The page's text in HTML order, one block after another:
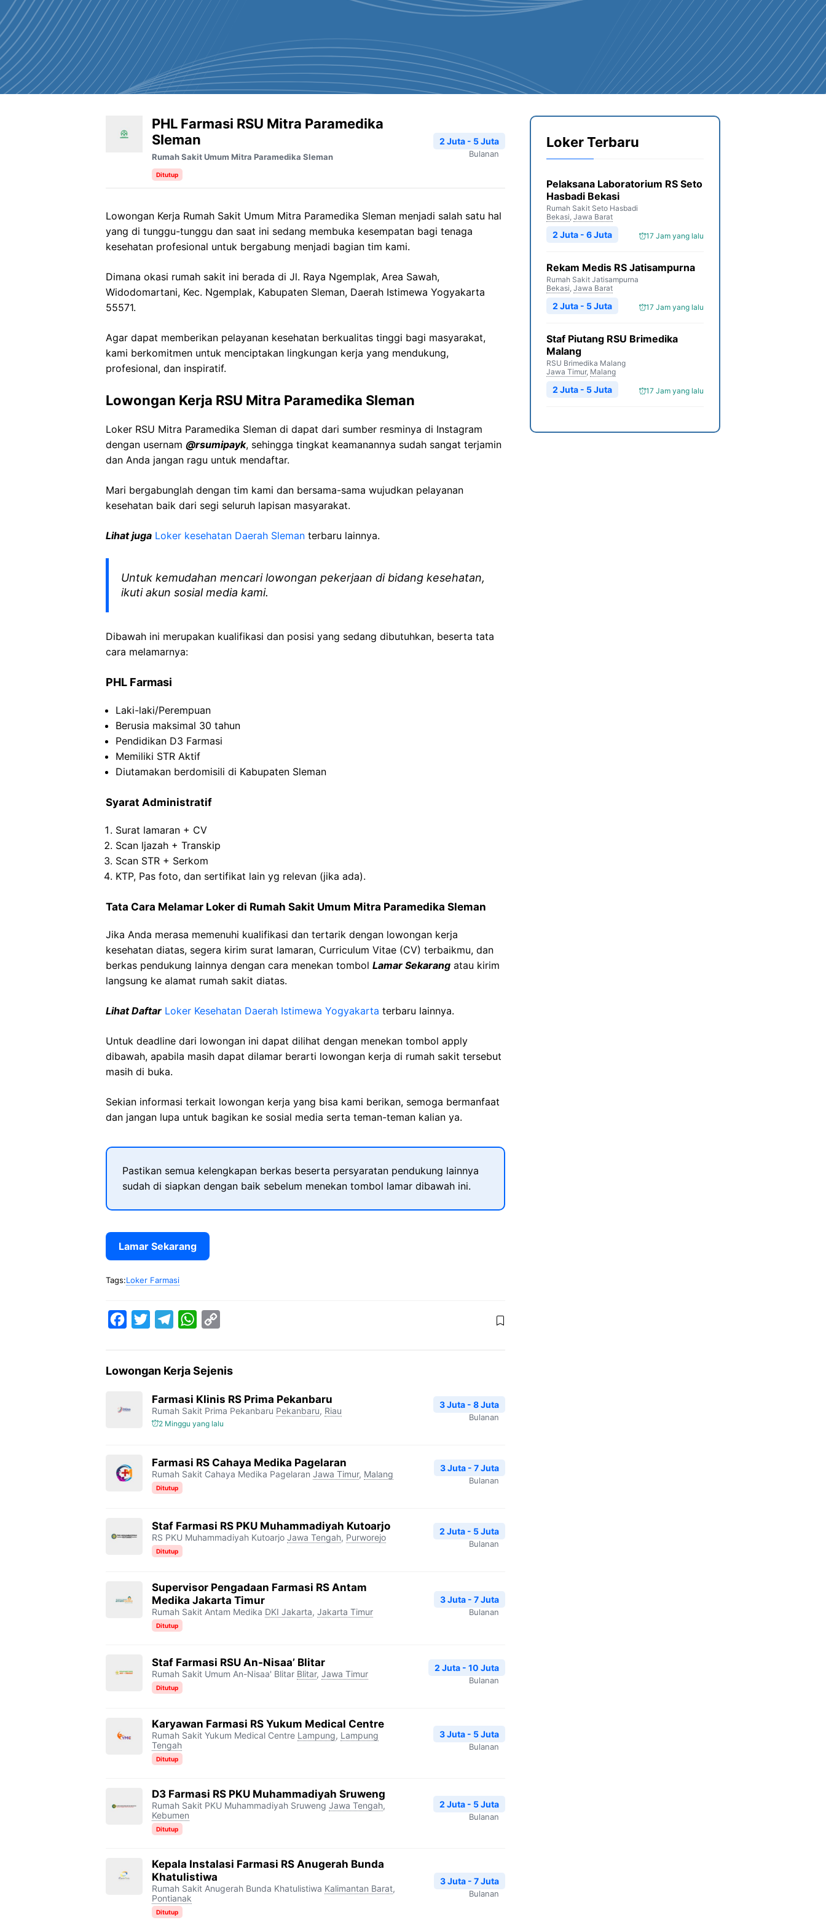
PHL Farmasi RSU Mitra Paramedika
Sleman
Rumah Sakit Umum Mitra Paramedika Sleman
Ditutup
2 Juta - 5 Juta
Bulanan
Lowongan Kerja Rumah Sakit Umum Mitra Paramedika Sleman menjadi salah satu hal
yang di tunggu-tunggu dan saat ini sedang membuka kesempatan bagi tenaga
kesehatan profesional untuk bergabung menjadi bagian tim kami.
Dimana okasi rumah sakit ini berada di Jl. Raya Ngemplak, Area Sawah,
Widodomartani, Kec. Ngemplak, Kabupaten Sleman, Daerah Istimewa Yogyakarta
55571.
Agar dapat memberikan pelayanan kesehatan berkualitas tinggi bagi masyarakat,
kami berkomitmen untuk menciptakan lingkungan kerja yang mendukung,
profesional, dan inspiratif.
Lowongan Kerja RSU Mitra Paramedika Sleman
Loker RSU Mitra Paramedika Sleman di dapat dari sumber resminya di Instagram
dengan usernam @rsumipayk, sehingga tingkat keamanannya sudah sangat terjamin
dan Anda jangan ragu untuk mendaftar.
Mari bergabunglah dengan tim kami dan bersama-sama wujudkan pelayanan
kesehatan baik dari segi seluruh lapisan masyarakat.
Lihat juga Loker kesehatan Daerah Sleman terbaru lainnya.
Untuk kemudahan mencari lowongan pekerjaan di bidang kesehatan,
ikuti akun sosial media kami.
Dibawah ini merupakan kualifikasi dan posisi yang sedang dibutuhkan, beserta tata
cara melamarnya:
PHL Farmasi
Laki-laki/Perempuan
Berusia maksimal 30 tahun
Pendidikan D3 Farmasi
Memiliki STR Aktif
Diutamakan berdomisili di Kabupaten Sleman
Syarat Administratif
Surat lamaran + CV
Scan ljazah + Transkip
Scan STR + Serkom
KTP, Pas foto, dan sertifikat lain yg relevan (jika ada).
Tata Cara Melamar Loker di Rumah Sakit Umum Mitra Paramedika Sleman
Jika Anda merasa memenuhi kualifikasi dan tertarik dengan lowongan kerja
kesehatan diatas, segera kirim surat lamaran, Curriculum Vitae (CV) terbaikmu, dan
berkas pendukung lainnya dengan cara menekan tombol Lamar Sekarang atau kirim
langsung ke alamat rumah sakit diatas.
Lihat Daftar Loker Kesehatan Daerah Istimewa Yogyakarta terbaru lainnya.
Untuk deadline dari lowongan ini dapat dilihat dengan menekan tombol apply
dibawah, apabila masih dapat dilamar berarti lowongan kerja di rumah sakit tersebut
masih di buka.
Sekian informasi terkait lowongan kerja yang bisa kami berikan, semoga bermanfaat
dan jangan lupa untuk bagikan ke sosial media serta teman-teman kalian ya.
Pastikan semua kelengkapan berkas beserta persyaratan pendukung lainnya
sudah di siapkan dengan baik sebelum menekan tombol lamar dibawah ini.
Lamar Sekarang
Tags:Loker Farmasi
e
o
t
t
e
r
e
r
a
W
t
s
A
p
y
i
n
Lowongan Kerja Sejenis
Farmasi Klinis RS Prima Pekanbaru
Rumah Sakit Prima Pekanbaru Pekanbaru, Riau
2 Minggu yang lalu
3 Juta - 8 Juta
Bulanan
Farmasi RS Cahaya Medika Pagelaran
Rumah Sakit Cahaya Medika Pagelaran Jawa Timur, Malang
Ditutup
3 Juta - 7 Juta
Bulanan
Staf Farmasi RS PKU Muhammadiyah Kutoarjo
RS PKU Muhammadiyah Kutoarjo Jawa Tengah, Purworejo
Ditutup
2 Juta - 5 Juta
Bulanan
Supervisor Pengadaan Farmasi RS Antam
Medika Jakarta Timur
Rumah Sakit Antam Medika DKI Jakarta, Jakarta Timur
Ditutup
3 Juta - 7 Juta
Bulanan
Staf Farmasi RSU An-Nisaa’ Blitar
Rumah Sakit Umum An-Nisaa' Blitar Blitar, Jawa Timur
Ditutup
2 Juta - 10 Juta
Bulanan
Karyawan Farmasi RS Yukum Medical Centre
Rumah Sakit Yukum Medical Centre Lampung, Lampung
Tengah
Ditutup
3 Juta - 5 Juta
Bulanan
D3 Farmasi RS PKU Muhammadiyah Sruweng
Rumah Sakit PKU Muhammadiyah Sruweng Jawa Tengah,
Kebumen
Ditutup
2 Juta - 5 Juta
Bulanan
Kepala Instalasi Farmasi RS Anugerah Bunda
Khatulistiwa
Rumah Sakit Anugerah Bunda Khatulistiwa Kalimantan Barat,
Pontianak
Ditutup
3 Juta - 7 Juta
Bulanan
Loker Terbaru
Pelaksana Laboratorium RS Seto
Hasbadi Bekasi
Rumah Sakit Seto Hasbadi
Bekasi, Jawa Barat
17 Jam yang lalu
2 Juta - 6 Juta
Rekam Medis RS Jatisampurna
Rumah Sakit Jatisampurna
Bekasi, Jawa Barat
17 Jam yang lalu
2 Juta - 5 Juta
Staf Piutang RSU Brimedika
Malang
RSU Brimedika Malang
Jawa Timur, Malang
17 Jam yang lalu
2 Juta - 5 Juta